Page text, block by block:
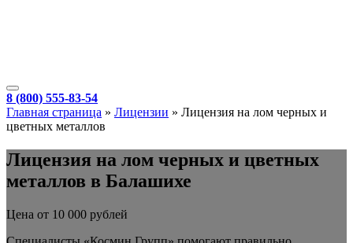
8 (800) 555-83-54
Главная страница » Лицензии » Лицензия на лом черных и
цветных металлов
Лицензия на лом черных и цветных
металлов в Балашихе
Цена от 10 000 рублей